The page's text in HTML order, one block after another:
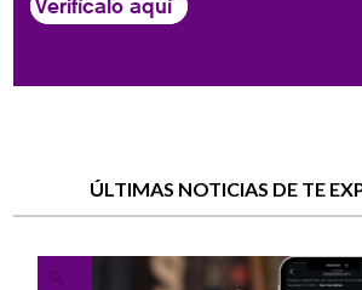
Verifícalo aquí
ÚLTIMAS NOTICIAS DE TE